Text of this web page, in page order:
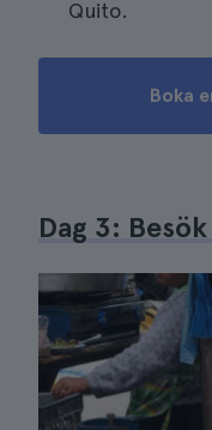
Quito.
Boka
Dag 3: